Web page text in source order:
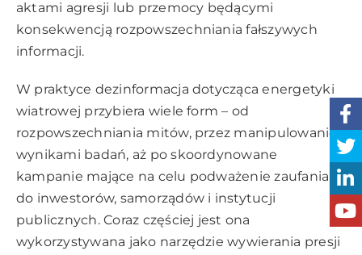
aktami agresji lub przemocy będącymi
konsekwencją rozpowszechniania fałszywych
informacji.
W praktyce dezinformacja dotycząca energetyki
wiatrowej przybiera wiele form – od
rozpowszechniania mitów, przez manipulowanie
wynikami badań, aż po skoordynowane
kampanie mające na celu podważenie zaufania
do inwestorów, samorządów i instytucji
publicznych. Coraz częściej jest ona
wykorzystywana jako narzędzie wywierania presji